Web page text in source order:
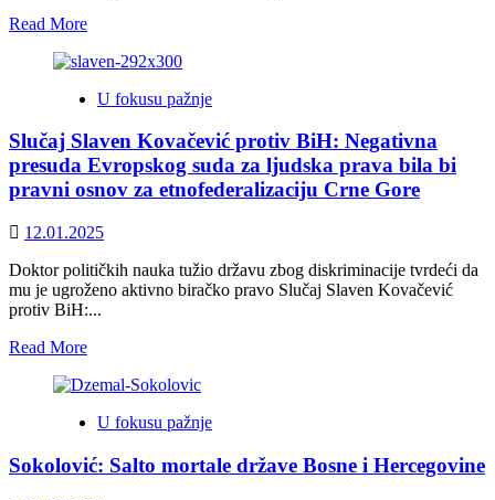
i
Read MoreRead
about
KRUGA
građanima
BiH!
U fokusu pažnje
Slučaj Slaven Kovačević protiv BiH: Negativna
presuda Evropskog suda za ljudska prava bila bi
pravni osnov za etnofederalizaciju Crne Gore
12.01.2025
Doktor političkih nauka tužio državu zbog diskriminacije tvrdeći da
mu je ugroženo aktivno biračko pravo Slučaj Slaven Kovačević
protiv BiH:...
Read MoreRead
about
Slaven
protiv
U fokusu pažnje
Sokolović: Salto mortale države Bosne i Hercegovine